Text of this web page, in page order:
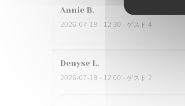
Annie B
2026-07-19 - 12:30 - ゲスト 4
Denyse L
2026-07-19 - 12:00 - ゲスト 2